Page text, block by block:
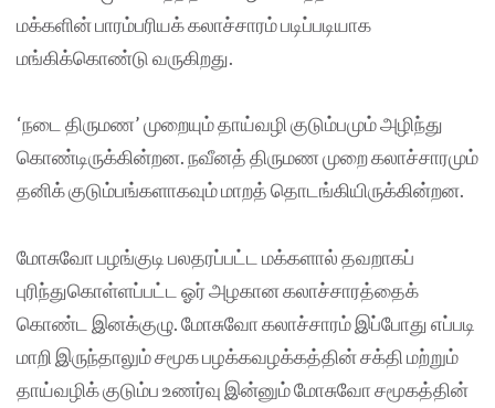
மக்களின் பாரம்பரியக் கலாச்சாரம் படிப்படியாக
மங்கிக்கொண்டு வருகிறது.
‘நடை திருமண’ முறையும் தாய்வழி குடும்பமும் அழிந்து
கொண்டிருக்கின்றன. நவீனத் திருமண முறை கலாச்சாரமும்
தனிக் குடும்பங்களாகவும் மாறத் தொடங்கியிருக்கின்றன.
மோசுவோ பழங்குடி பலதரப்பட்ட மக்களால் தவறாகப்
புரிந்துகொள்ளப்பட்ட ஓர் அழகான கலாச்சாரத்தைக்
கொண்ட இனக்குழு. மோசுவோ கலாச்சாரம் இப்போது எப்படி
மாறி இருந்தாலும் சமூக பழக்கவழக்கத்தின் சக்தி மற்றும்
தாய்வழிக் குடும்ப உணர்வு இன்னும் மோசுவோ சமூகத்தின்